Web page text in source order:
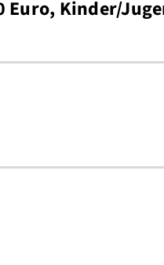
Euro, Kinder/